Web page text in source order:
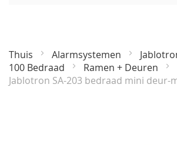
Thuis Alarmsystemen
100 Bedraad
Ramen + Deuren
Jablotron SA-203 bedraad mini deur-